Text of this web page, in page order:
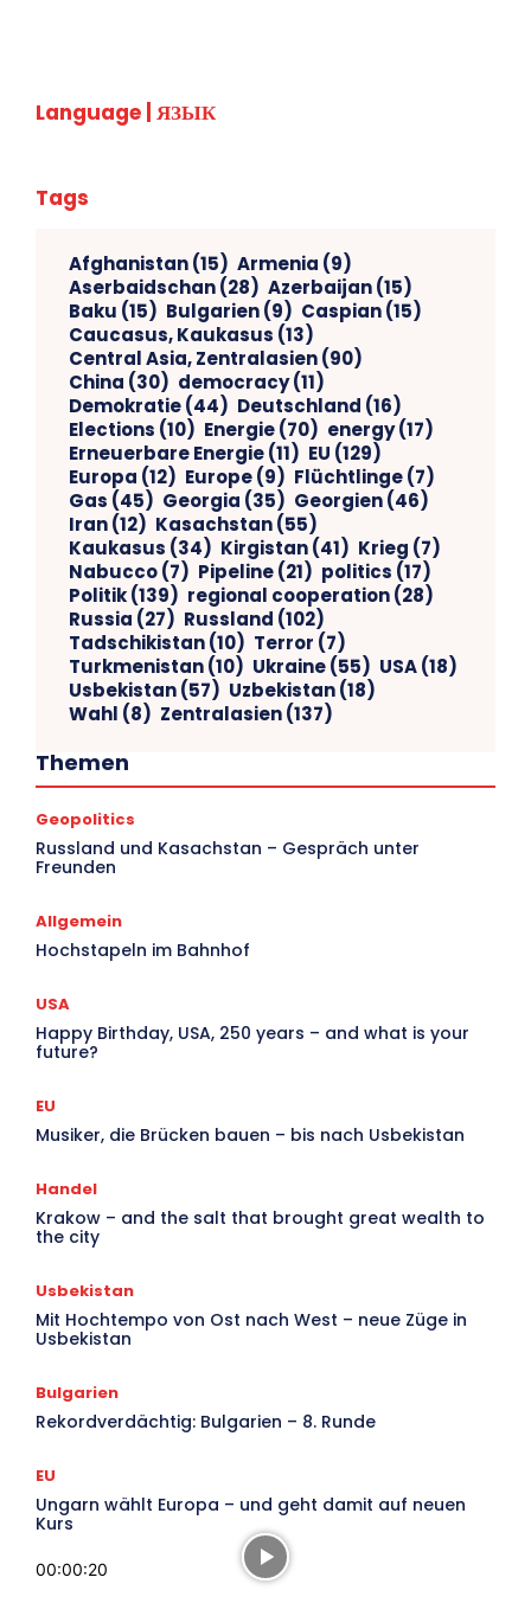
Language | ЯЗЫК
Tags
Afghanistan(15) Armenia (9)
Aserbaidschan(28) Azerbaijan(15)
Baku (15) Bulgarien(9) Caspian(15)
Caucasus, Kaukasus (13)
Central Asia, Zentralasien(90)
China (30) democracy(11)
Demokratie(44) Deutschland (16)
Elections (10) Energie(70) energy(17)
Erneuerbare Energie(11) EU (129)
Europa (12) Europe(9) Flüchtlinge(7)
Gas (45) Georgia (35) Georgien(46)
Iran(12) Kasachstan(55)
Kaukasus (34) Kirgistan(41) Krieg (7)
Nabucco(7) Pipeline(21) politics (17)
Politik(139) regional cooperation(28)
Russia (27) Russland (102)
Tadschikistan(10) Terror (7)
Turkmenistan(10) Ukraine(55) USA(18)
Usbekistan(57) Uzbekistan(18)
Wahl (8) Zentralasien(137)
Themen
Geopolitics
Russland und Kasachstan – Gespräch unter
Freunden
Allgemein
Hochstapeln im Bahnhof
USA
Happy Birthday, USA, 250 years – and what is your
future?
EU
Musiker, die Brücken bauen – bis nach Usbekistan
Handel
Krakow – and the salt that brought great wealth to
the city
Usbekistan
Mit Hochtempo von Ost nach West – neue Züge in
Usbekistan
Bulgarien
Rekordverdächtig: Bulgarien – 8. Runde
EU
Ungarn wählt Europa – und geht damit auf neuen
Kurs
00:00:20